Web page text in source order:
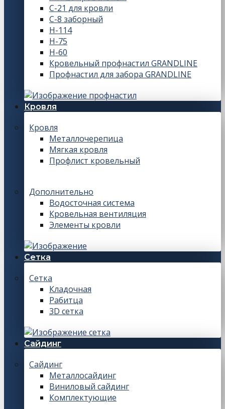
С-21 для кровли
С-8 заборный
Н-114
Н-75
Н-60
Кровельный профнастил GRANDLINE
Профнастил для забора GRANDLINE
Кровля
Кровля
Металлочерепица
Мягкая кровля
Профлист кровельный
Дополнительно
Водосточная система
Кровельная вентиляция
Элементы кровли
Сетка
Сетка
Кладочная
Рабитца
3D сетка
Сайдинг
Сайдинг
Металлосайдинг
Виниловый сайдинг
Комплектующие